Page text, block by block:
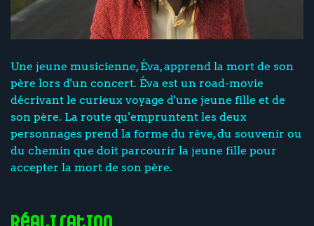
Une jeune musicienne, Éva, apprend la mort de son
père lors d'un concert. Éva est un road-movie
décrivant le curieux voyage d'une jeune fille et de
son père. La route qu'empruntent les deux
personnages prend la forme du rêve, du souvenir ou
du chemin que doit parcourir la jeune fille pour
accepter la mort de son père.